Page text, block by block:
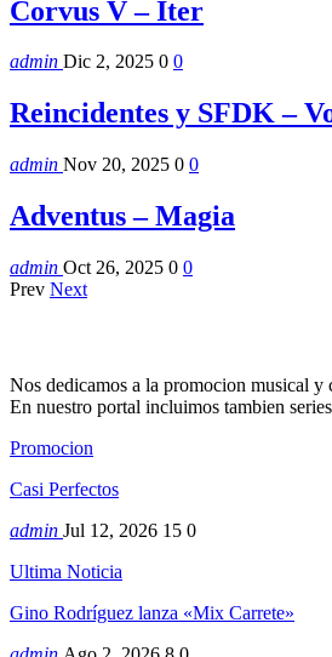
Corvus V – Iter
admin Dic 2, 2025 0 0
Reincidentes y SFDK –
admin Nov 20, 2025 0 0
Adventus – Magia
admin Oct 26, 2025 0 0
Prev Next
Nos dedicamos a la promocion musical
En nuestro portal incluimos tambien
Promocion
Casi Perfectos
admin Jul 12, 2026 15 0
Ultima Noticia
Gino Rodríguez lanza «Mix Carrete»